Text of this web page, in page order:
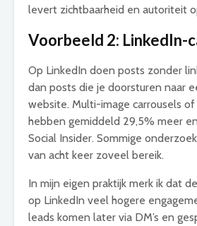
levert zichtbaarheid en autoriteit
Voorbeeld 2: LinkedIn-
Op LinkedIn doen posts zonder
dan posts die je doorsturen naar
website. Multi-image carrousels of
hebben gemiddeld 29,5% meer
Social Insider. Sommige
van acht keer zoveel bereik.
In mijn eigen praktijk merk ik dat
op LinkedIn veel hogere
leads komen later via DM’s en